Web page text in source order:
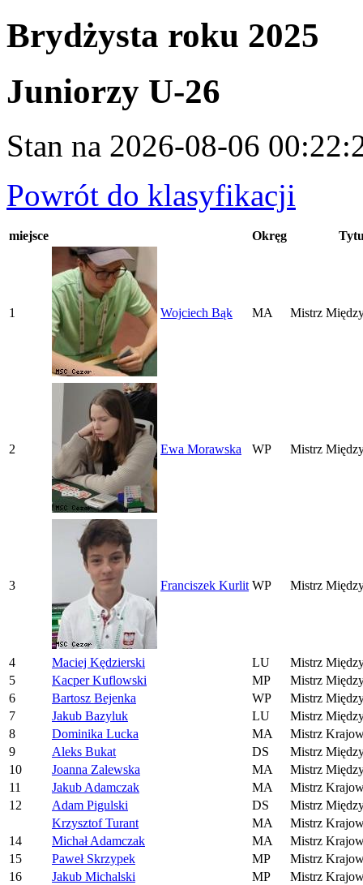
Brydżysta roku 2025
Juniorzy U-26
Stan na 2026-08-06
Powrót do klasyfikacji
miejsce Okręg
1 Wojciech Bąk MA Mistrz
2 Ewa Morawska WP Mistrz
3 Franciszek Kurlit WP Mistrz
4 Maciej Kędzierski LU
Mistrz
5
Kacper Kuflowski MP
Mistrz
6
Bartosz Bejenka WP
Mistrz
7
Jakub Bazyluk LU
Mistrz
8
Dominika Lucka MA
Mistrz
9
Aleks Bukat DS
Mistrz
10
Joanna Zalewska MA
Mistrz
11
Jakub Adamczak MA
Mistrz
12
Adam Pigulski DS
Mistrz
Krzysztof Turant
MA
Mistrz
14
Michał Adamczak MA
Mistrz
15
Paweł Skrzypek MP
Mistrz
16
Jakub Michalski MP
Mistrz